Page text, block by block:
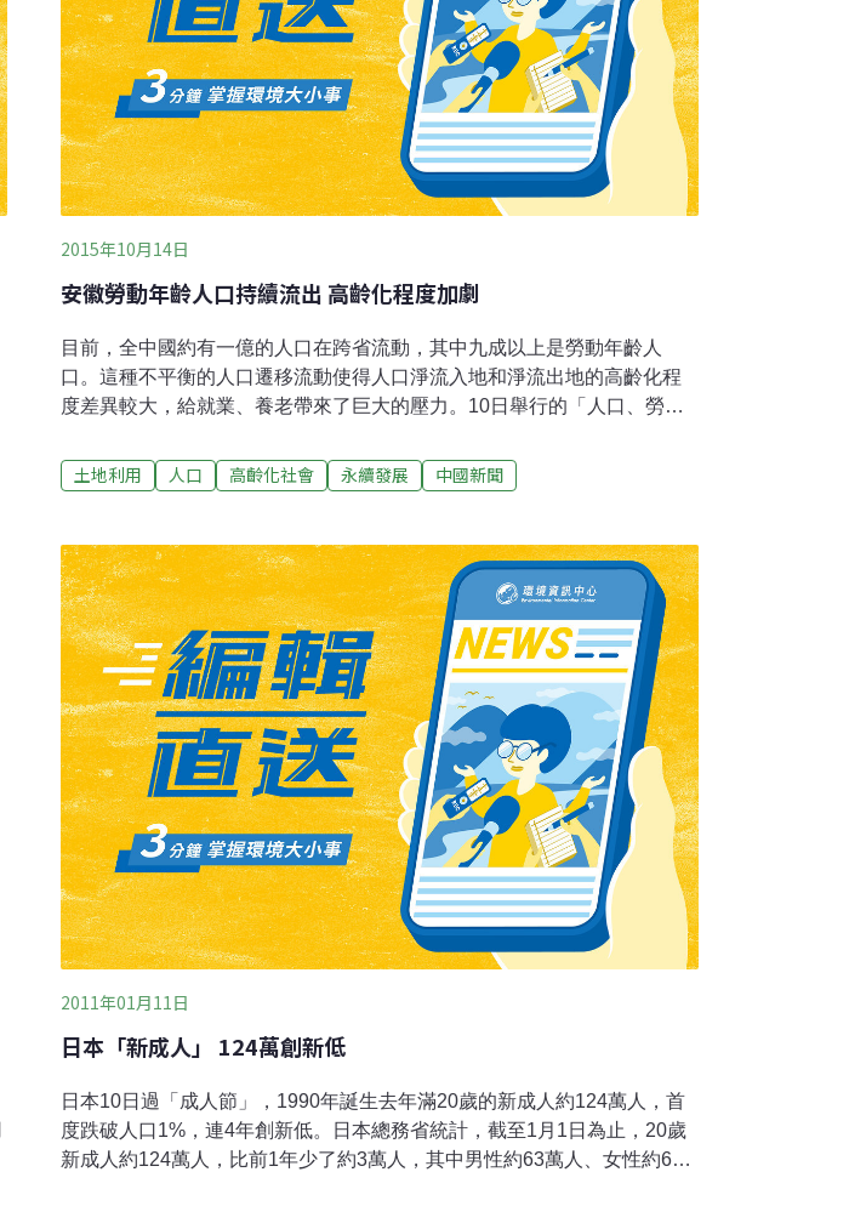
2015年10月14日
安徽勞動年齡人口持續流出 高齡化程度加劇
目前，全中國約有一億的人口在跨省流動，其中九成以上是勞動年齡人
口。這種不平衡的人口遷移流動使得人口淨流入地和淨流出地的高齡化程
度差異較大，給就業、養老帶來了巨大的壓力。10日舉行的「人口、勞動
養老和醫療保險統籌層次等建議。根據第六次人口普查數據，2010年全中
國跨省流動人口數量為8587萬，約佔總人口的38.8%。南開大學經濟學院
年全中國跨省流動人口數量估計達9830萬人。對跨省流動人口進行分析可
以發現，90%以上流動人口是勞動年齡人口，65歲以上的人口僅佔
1.32%。大量勞動年齡人口的遷移流動直接影響了各個省市的高齡化程度。
廣東、上海、浙江、北京、江蘇等人口淨流入地的高齡化程度因此減輕，
同時河南、四川、安徽、貴州等人口淨流出地的高齡化程度加劇。
土地利用 人口 高齡化社會 永續發展 中國新聞
2011年01月11日
日本「新成人」 124萬創新低
日本10日過「成人節」，1990年誕生去年滿20歲的新成人約124萬人，首
度跌破人口1%，連4年創新低。日本總務省統計，截至1月1日為止，20歲
新成人約124萬人，比前1年少了約3萬人，其中男性約63萬人、女性約61